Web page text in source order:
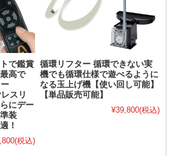
で鑑賞
高で
スリ
にデー
装
！
(税込)
循環リフター 循環できない実
機でも循環仕様で遊べるように
なる玉上げ機【使い回し可能】
【単品販売可能】
¥39,800(税込)